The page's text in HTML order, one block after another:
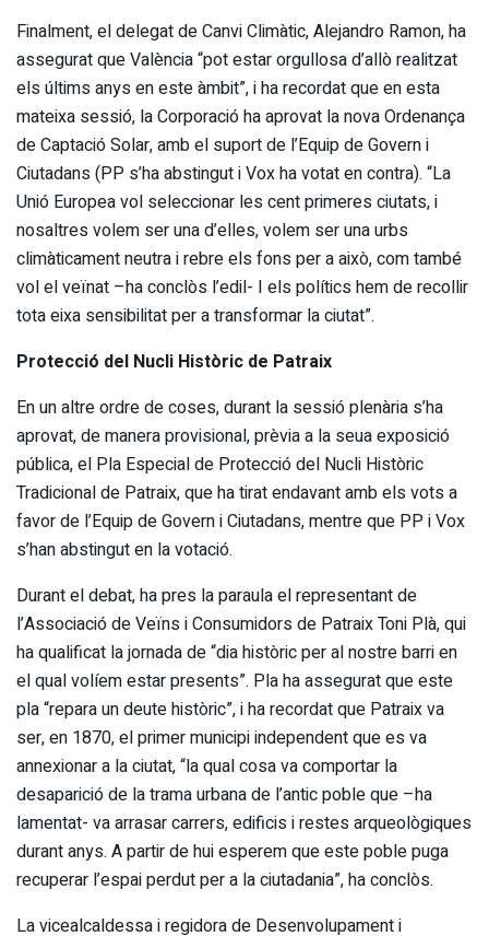
Finalment, el delegat de Canvi Climàtic, Alejandro Ramon, ha
assegurat que València “pot estar orgullosa d’allò realitzat
els últims anys en este àmbit”, i ha recordat que en esta
mateixa sessió, la Corporació ha aprovat la nova Ordenança
de Captació Solar, amb el suport de l’Equip de Govern i
Ciutadans (PP s’ha abstingut i Vox ha votat en contra). “La
Unió Europea vol seleccionar les cent primeres ciutats, i
nosaltres volem ser una d’elles, volem ser una urbs
climàticament neutra i rebre els fons per a això, com també
vol el veïnat –ha conclòs l’edil- I els polítics hem de recollir
tota eixa sensibilitat per a transformar la ciutat”.
Protecció del Nucli Històric de Patraix
En un altre ordre de coses, durant la sessió plenària s’ha
aprovat, de manera provisional, prèvia a la seua exposició
pública, el Pla Especial de Protecció del Nucli Històric
Tradicional de Patraix, que ha tirat endavant amb els vots a
favor de l’Equip de Govern i Ciutadans, mentre que PP i Vox
s’han abstingut en la votació.
Durant el debat, ha pres la paraula el representant de
l’Associació de Veïns i Consumidors de Patraix Toni Plà, qui
ha qualificat la jornada de “dia històric per al nostre barri en
el qual volíem estar presents”. Pla ha assegurat que este
pla “repara un deute històric”, i ha recordat que Patraix va
ser, en 1870, el primer municipi independent que es va
annexionar a la ciutat, “la qual cosa va comportar la
desaparició de la trama urbana de l’antic poble que –ha
lamentat- va arrasar carrers, edificis i restes arqueològiques
durant anys. A partir de hui esperem que este poble puga
recuperar l’espai perdut per a la ciutadania”, ha conclòs.
La vicealcaldessa i regidora de Desenvolupament i